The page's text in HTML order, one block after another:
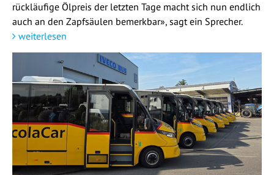
rückläufige Ölpreis der letzten Tage macht sich nun endlich
auch an den Zapfsäulen bemerkbar», sagt ein Sprecher.
weiterlesen